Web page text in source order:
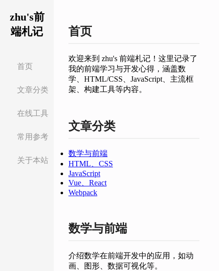
zhu's前
端札记
首页
文章分类
数学与
html,css
js
在线工具
常用参考
关于本站
首页
欢迎来到 zhu's 前端札记！这里记录了
我的前端学习与开发心得，涵盖数
学、HTML/CSS、JavaScript、主流框
架、构建工具等内容。
文章分类
数学与前端
HTML、CSS
JavaScript
Vue、React
Webpack
数学与前端
介绍数学在前端开发中的应用，如动
画、图形、数据可视化等。